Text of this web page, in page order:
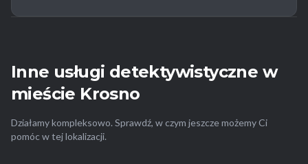
Inne usługi detektywistyczne w
mieście Krosno
Działamy kompleksowo. Sprawdź, w czym jeszcze możemy Ci
pomóc w tej lokalizacji.